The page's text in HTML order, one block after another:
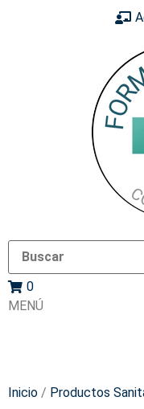
0
MENÚ
Inicio / Productos